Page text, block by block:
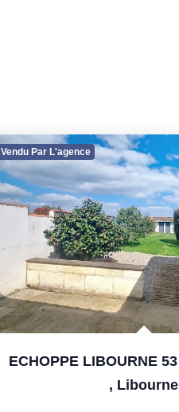
Vendu Par L'agence
, Libourne